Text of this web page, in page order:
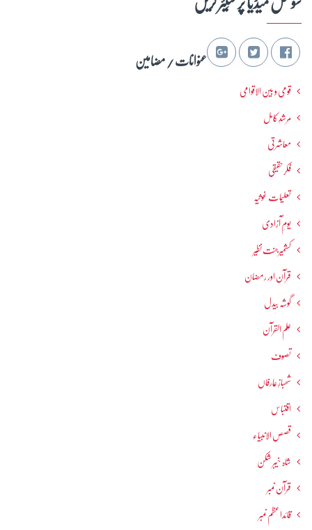
سوشل میڈیا پر شِیئر کریں
عنوانات / مضامین
قومی و بین الاقوامی
مرشدِ کامل
معاشرتی
فکرحقیقی
تعلیمات غوثیہ
یومِ آزادی
کشمیرجنت نظیر
قرآن اور رمضان
گوشہ بیدل
علم القرآن
تصوف
شھبازِ عارفاں
اقتباس
قصص الانبیاء
شاہ خیبر شکن
قرآن نمبر
قائداعظم نمبر